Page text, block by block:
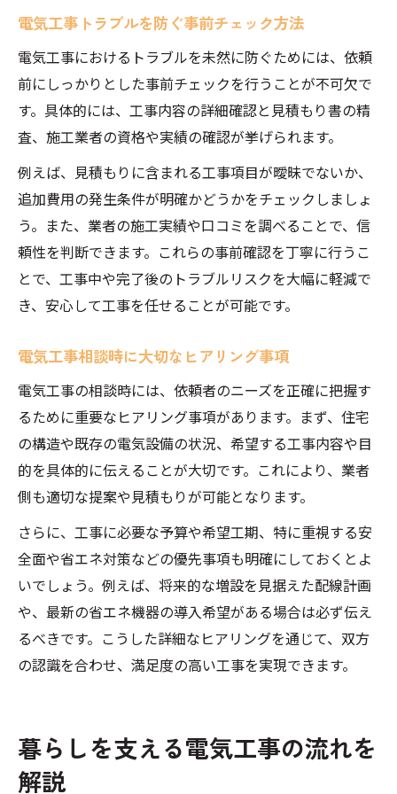
電気工事トラブルを防ぐ事前チェック方法
電気工事におけるトラブルを未然に防ぐためには、依頼
前にしっかりとした事前チェックを行うことが不可欠で
す。具体的には、工事内容の詳細確認と見積もり書の精
査、施工業者の資格や実績の確認が挙げられます。
例えば、見積もりに含まれる工事項目が曖昧でないか、
追加費用の発生条件が明確かどうかをチェックしましょ
う。また、業者の施工実績や口コミを調べることで、信
頼性を判断できます。これらの事前確認を丁寧に行うこ
とで、工事中や完了後のトラブルリスクを大幅に軽減で
き、安心して工事を任せることが可能です。
電気工事相談時に大切なヒアリング事項
電気工事の相談時には、依頼者のニーズを正確に把握す
るために重要なヒアリング事項があります。まず、住宅
の構造や既存の電気設備の状況、希望する工事内容や目
的を具体的に伝えることが大切です。これにより、業者
側も適切な提案や見積もりが可能となります。
さらに、工事に必要な予算や希望工期、特に重視する安
全面や省エネ対策などの優先事項も明確にしておくとよ
いでしょう。例えば、将来的な増設を見据えた配線計画
や、最新の省エネ機器の導入希望がある場合は必ず伝え
るべきです。こうした詳細なヒアリングを通じて、双方
の認識を合わせ、満足度の高い工事を実現できます。
暮らしを支える電気工事の流れを
解説